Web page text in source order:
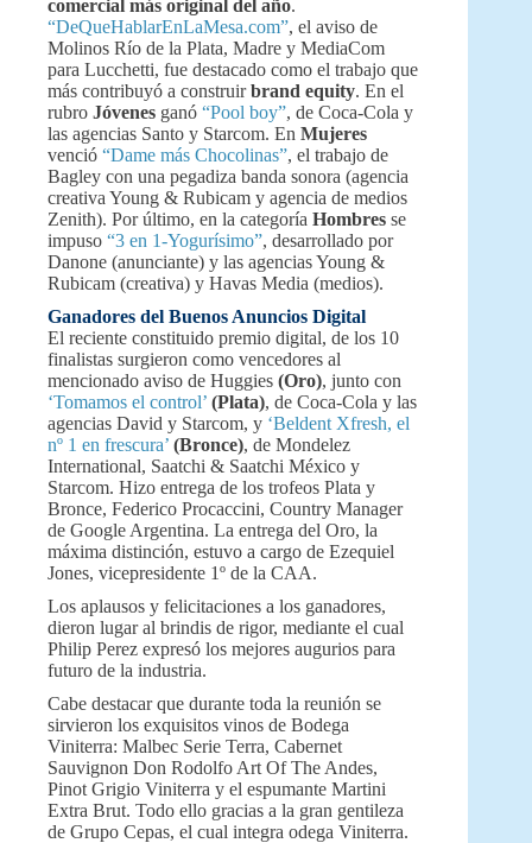
comercial más original del año.
“DeQueHablarEnLaMesa.com”, el aviso de
Molinos Río de la Plata, Madre y MediaCom
para Lucchetti, fue destacado como el trabajo que
más contribuyó a construirbrand equity. En el
rubro Jóvenes ganó “Pool boy”, de Coca-Cola y
las agencias Santo y Starcom. En Mujeres
venció “Dame más Chocolinas”, el trabajo de
Bagley con una pegadiza banda sonora (agencia
creativa Young & Rubicam y agencia de medios
Zenith). Por último, en la categoría Hombres se
impuso “3 en 1-Yogurísimo”, desarrollado por
Danone (anunciante) y las agencias Young &
Rubicam (creativa) y Havas Media (medios).
Ganadores del Buenos Anuncios Digital
El reciente constituido premio digital, de los 10
finalistas surgieron como vencedores al
mencionado aviso de Huggies (Oro), junto con
‘Tomamos el control’ (Plata), de Coca-Cola y las
agencias David y Starcom, y ‘Beldent Xfresh, el
nº 1 en frescura’ (Bronce), de Mondelez
International, Saatchi & Saatchi México y
Starcom. Hizo entrega de los trofeos Plata y
Bronce, Federico Procaccini, Country Manager
de Google Argentina. La entrega del Oro, la
máxima distinción, estuvo a cargo de Ezequiel
Jones, vicepresidente 1º de la CAA.
Los aplausos y felicitaciones a los ganadores,
dieron lugar al brindis de rigor, mediante el cual
Philip Perez expresó los mejores augurios para
futuro de la industria.
Cabe destacar que durante toda la reunión se
sirvieron los exquisitos vinos de Bodega
Viniterra: Malbec Serie Terra, Cabernet
Sauvignon Don Rodolfo Art Of The Andes,
Pinot Grigio Viniterra y el espumante Martini
Extra Brut. Todo ello gracias a la gran gentileza
de Grupo Cepas, el cual integra odega Viniterra.